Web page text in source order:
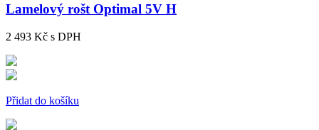
Lamelový rošt Optimal 5V H
2 493 Kč s DPH
Přidat do košíku